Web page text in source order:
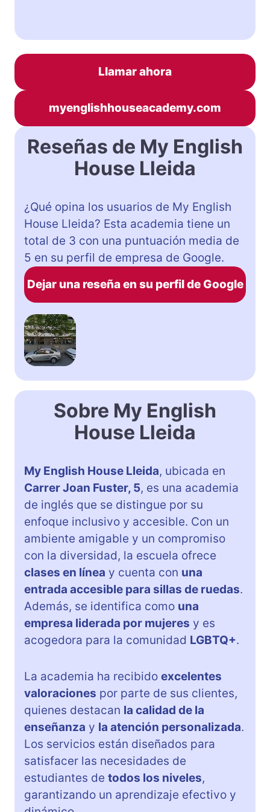
Llamar ahora
myenglishhouseacademy.com
Reseñas de My English
House Lleida
¿Qué opina los usuarios de My English
House Lleida? Esta academia tiene un
total de 3 con una puntuación media de
5 en su perfil de empresa de Google.
Dejar una reseña en su perfil de Google
Sobre My English
House Lleida
My English House Lleida, ubicada en
Carrer Joan Fuster, 5, es una academia
de inglés que se distingue por su
enfoque inclusivo y accesible. Con un
ambiente amigable y un compromiso
con la diversidad, la escuela ofrece
clases en línea y cuenta con una
entrada accesible para sillas de ruedas.
Además, se identifica como una
empresa liderada por mujeres y es
acogedora para la comunidad LGBTQ+.
La academia ha recibido excelentes
valoraciones por parte de sus clientes,
quienes destacan la calidad de la
enseñanza y la atención personalizada.
Los servicios están diseñados para
satisfacer las necesidades de
estudiantes de todos los niveles,
garantizando un aprendizaje efectivo y